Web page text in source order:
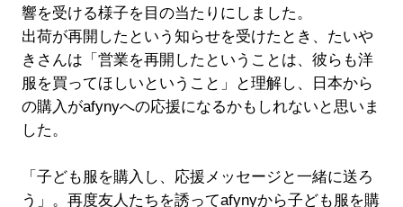
響を受ける様子を目の当たりにしました。
出荷が再開したという知らせを受けたとき、たいや
きさんは「営業を再開したということは、彼らも洋
服を買ってほしいということ」と理解し、日本から
の購入がafynyへの応援になるかもしれないと思いま
した。
「子ども服を購入し、応援メッセージと一緒に送ろ
う」。再度友人たちを誘ってafynyから子ども服を購